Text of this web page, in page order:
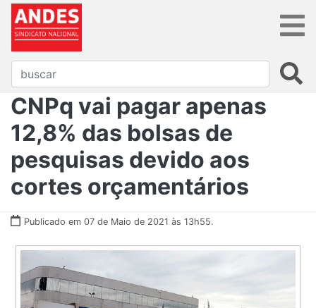
CNPq vai pagar apenas
12,8% das bolsas de
pesquisas devido aos
cortes orçamentários
Publicado em 07 de Maio de 2021 às 13h55.